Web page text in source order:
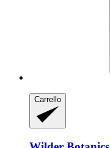
Carrello